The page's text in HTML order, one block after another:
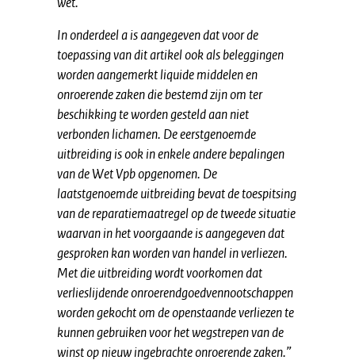
In onderdeel a is aangegeven dat voor de
toepassing van dit artikel ook als beleggingen
worden aangemerkt liquide middelen en
onroerende zaken die bestemd zijn om ter
beschikking te worden gesteld aan niet
verbonden lichamen. De eerstgenoemde
uitbreiding is ook in enkele andere bepalingen
van de Wet Vpb opgenomen. De
laatstgenoemde uitbreiding bevat de toespitsing
van de reparatiemaatregel op de tweede situatie
waarvan in het voorgaande is aangegeven dat
gesproken kan worden van handel in verliezen.
Met die uitbreiding wordt voorkomen dat
verlieslijdende onroerendgoedvennootschappen
worden gekocht om de openstaande verliezen te
kunnen gebruiken voor het wegstrepen van de
winst op nieuw ingebrachte onroerende zaken.”